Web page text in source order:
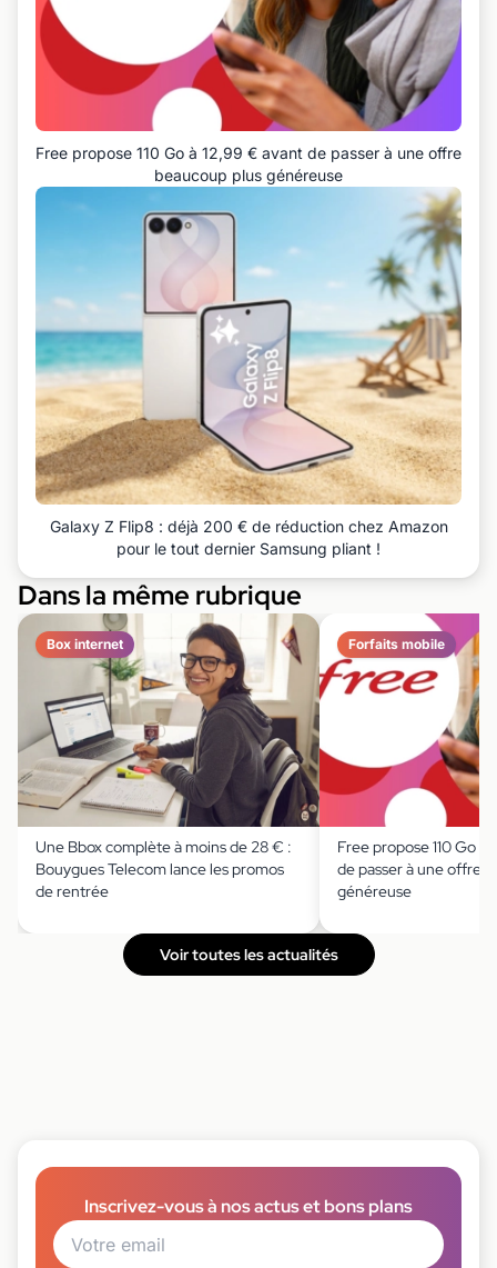
Free propose 110 Go à 12,99 € avant de passer à une offre
beaucoup plus généreuse
Galaxy Z Flip8 : déjà 200 € de réduction chez Amazon
pour le tout dernier Samsung pliant !
Dans la même rubrique
Box internet
Une Bbox complète à moins de 28 € :
Bouygues Telecom lance les promos
de rentrée
Forfaits mobile
Free propose 110 Go à
de passer à une offre
généreuse
Voir toutes les actualités
Inscrivez-vous à nos actus et bons plans